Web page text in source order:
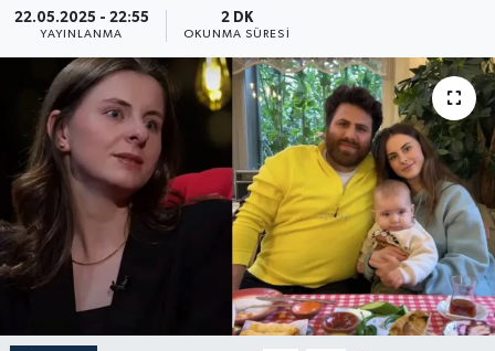
22.05.2025 - 22:55
YAYINLANMA
2 DK
OKUNMA SÜRESI
KÜLTÜR SANAT
MAGAZİN
YEREL